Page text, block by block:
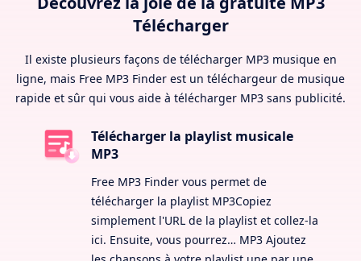
Télécharger
Il existe plusieurs façons de télécharger MP3 musique en
ligne, mais Free MP3 Finder est un téléchargeur de musique
rapide et sûr qui vous aide à télécharger MP3 sans publicité.
Télécharger la playlist musicale
MP3
Free MP3 Finder vous permet de
télécharger la playlist MP3Copiez
simplement l'URL de la playlist et collez-la
ici. Ensuite, vous pourrez… MP3 Ajoutez